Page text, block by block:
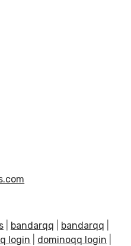
bandarqq bandarqq
login dominoqq login